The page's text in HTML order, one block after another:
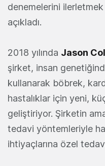
denemelerini ilerletmek
açıkladı.
2018 yılında Jason
şirket, insan
kullanarak böbrek,
hastalıklar için yeni,
geliştiriyor. Şirketin
tedavi yöntemleriyle
ihtiyaçlarına özel